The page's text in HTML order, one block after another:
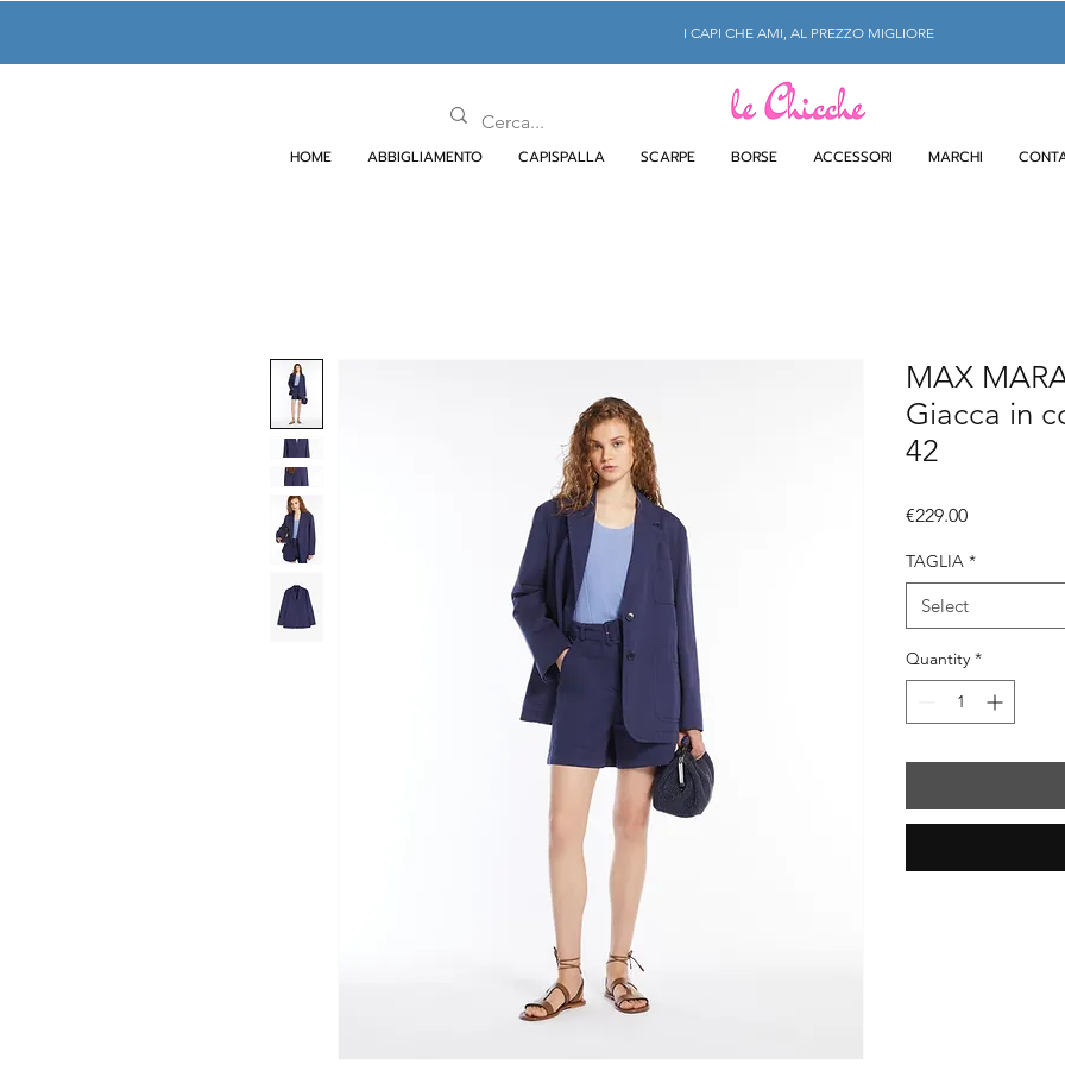
I CAPI CHE AMI, AL PREZZO MIGLIORE
HOME ABBIGLIAMENTO CAPISPALLA SCARPE BORSE ACCESSORI MARCHI
MAX
Giacca in
42
€229.00Price
TAGLIA *
Select
Quantity *